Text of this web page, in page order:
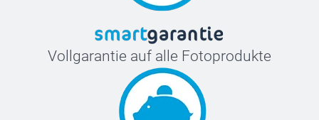
Vollgarantie auf alle Fotoprodukte